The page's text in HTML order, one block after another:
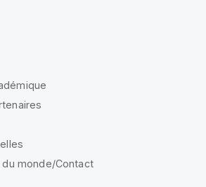
du monde/Contact